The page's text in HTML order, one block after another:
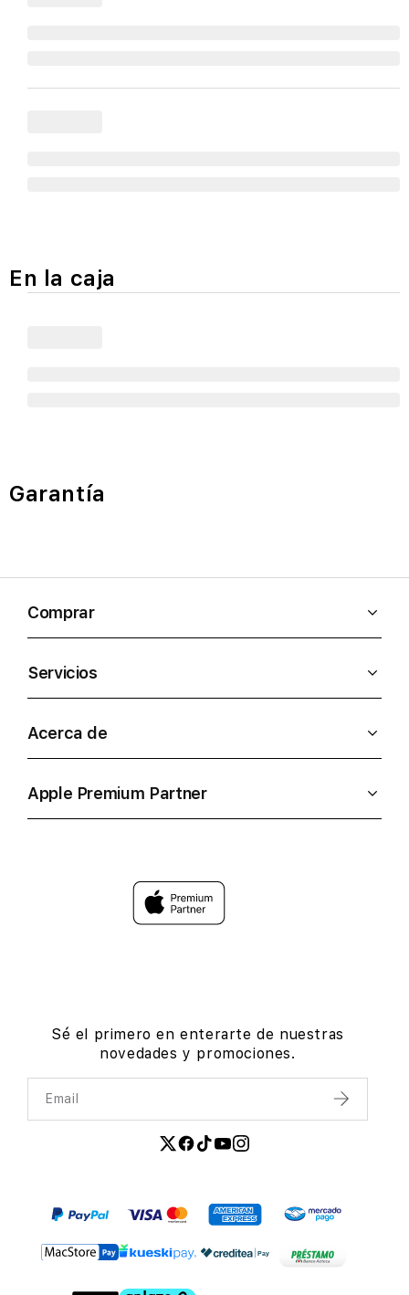
En la caja
Garantía
Comprar
Servicios
Acerca de
Apple Premium Partner
Sé el primero en enterarte de nuestras
novedades y promociones.
Email